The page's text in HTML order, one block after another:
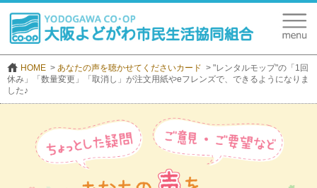
HOME あなたの声を聴かせてくださいカード
"レンタルモップ"の「1回
休み」「数量変更」「取消し」が注文用紙やeフレンズで、できるようになりま
した♪